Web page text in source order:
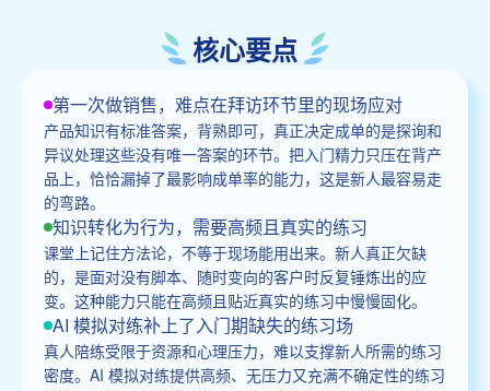
核心要点
第一次做销售，难点在拜访环节里的现场应对
产品知识有标准答案，背熟即可，真正决定成单的是探询和
异议处理这些没有唯一答案的环节。把入门精力只压在背产
品上，恰恰漏掉了最影响成单率的能力，这是新人最容易走
的弯路。
知识转化为行为，需要高频且真实的练习
课堂上记住方法论，不等于现场能用出来。新人真正欠缺
的，是面对没有脚本、随时变向的客户时反复锤炼出的应
变。这种能力只能在高频且贴近真实的练习中慢慢固化。
AI 模拟对练补上了入门期缺失的练习场
真人陪练受限于资源和心理压力，难以支撑新人所需的练习
密度。AI 模拟对练提供高频、无压力又充满不确定性的练习